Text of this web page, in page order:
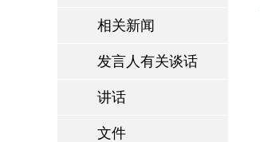
相关新闻
发言人有关谈话
讲话
文件